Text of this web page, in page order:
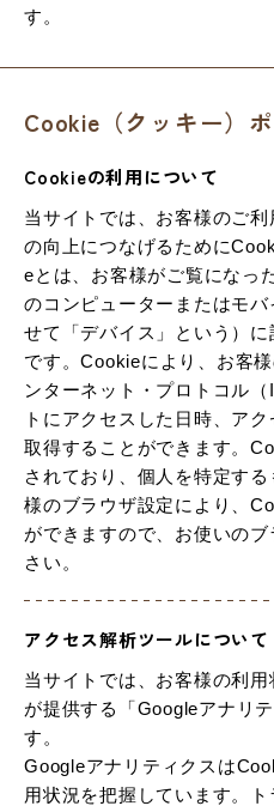
す。
Cookie（クッキー）
Cookieの利用について
当サイトでは、お客様のご
の向上につなげるために
eとは、お客様がご覧になっ
のコンピューターまたはモ
せて「デバイス」という）
です。Cookieにより、お客
ンターネット・プロトコル
トにアクセスした日時、ア
取得することができます。
されており、個人を特定す
様のブラウザ設定により、
ができますので、お使いの
さい。
アクセス解析ツールについて
当サイトでは、お客様の利
が提供する「Googleアナリ
す。
Googleアナリティクスは
用状況を把握しています。